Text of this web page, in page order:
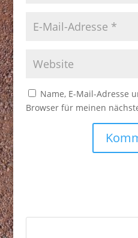
Name, E-Mail-Adresse
Browser für meinen